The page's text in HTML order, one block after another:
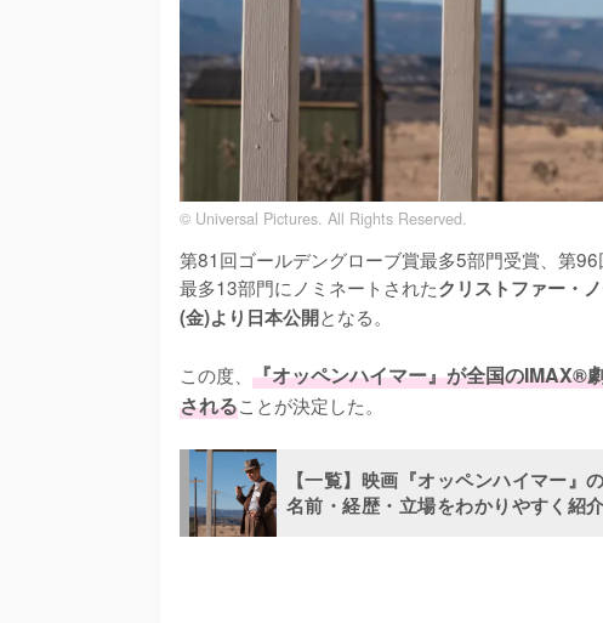
© Universal Pictures. All Rights Reserved.
第81回ゴールデングローブ賞最多5部門受賞、第
最多13部門にノミネートされたクリストファー・
(金)より日本公開となる。
この度、 『オッペンハイマー』が全国のIMAX®
されることが決定した。
【一覧】映画『オッペンハイマー
名前・経歴・立場をわかりやすく紹介